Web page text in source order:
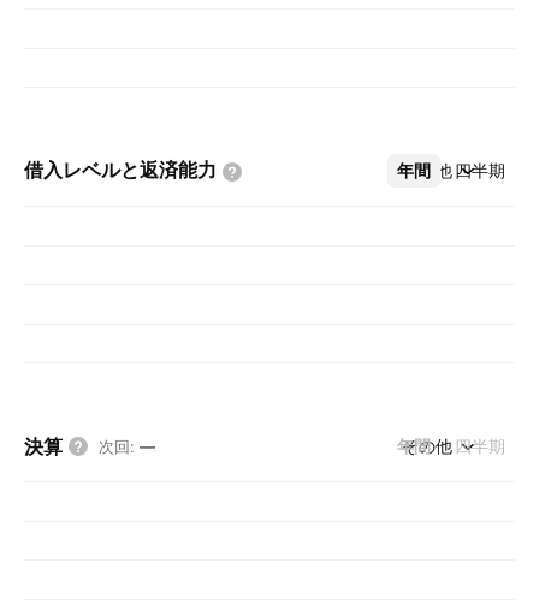
借入レベルと返済能力 年間 四半期
その他
決算 次回: — 年間 四半期
その他